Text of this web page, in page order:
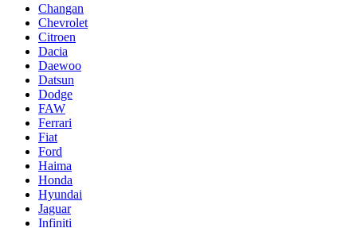
Changan
Chevrolet
Citroen
Dacia
Daewoo
Datsun
Dodge
FAW
Ferrari
Fiat
Ford
Haima
Honda
Hyundai
Jaguar
Infiniti